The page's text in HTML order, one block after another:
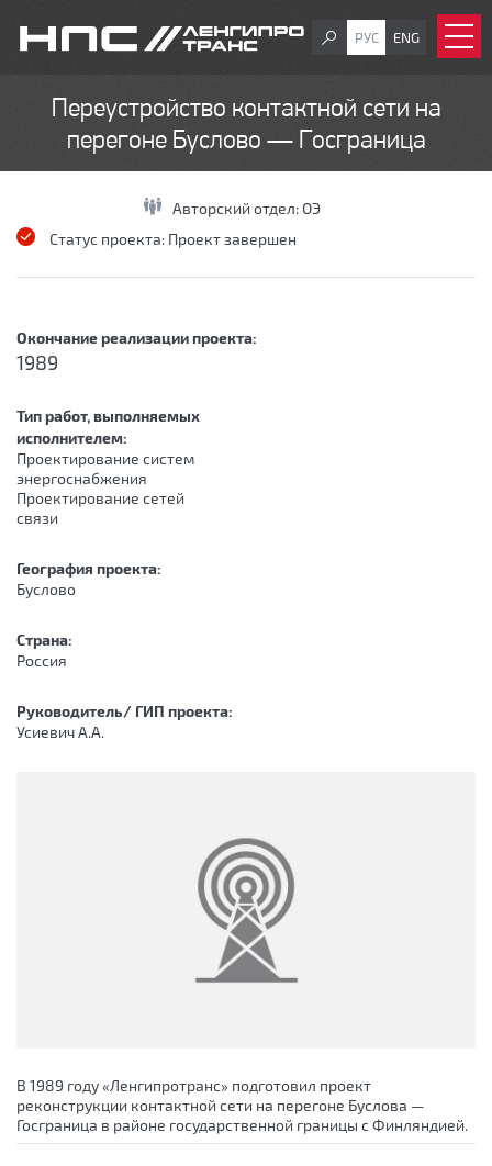
РУС ENG
Переустройство контактной сети на
перегоне Буслово — Госграница
Авторский отдел: ОЭ
Статус проекта: Проект завершен
В 1989 году «Ленгипротранс» подготовил проект
реконструкции контактной сети на перегоне Буслова —
Госграница в районе государственной границы с Финляндией.
Окончание реализации проекта:
1989
Тип работ, выполняемых
исполнителем:
Проектирование систем
энергоснабжения
Проектирование сетей
связи
География проекта:
Буслово
Страна:
Россия
Руководитель/ ГИП проекта:
Усиевич А.А.